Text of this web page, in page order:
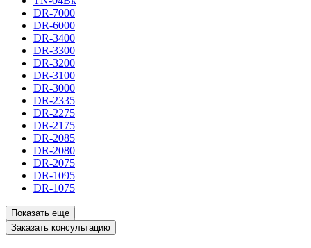
DR-7000
DR-6000
DR-3400
DR-3300
DR-3200
DR-3100
DR-3000
DR-2335
DR-2275
DR-2175
DR-2085
DR-2080
DR-2075
DR-1095
DR-1075
Показать еще
Заказать консультацию